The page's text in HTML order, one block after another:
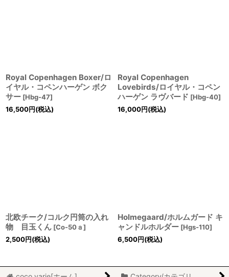
Royal Copenhagen Boxer/ロ
イヤル・コペンハーゲン ボク
サー [Hbg-47]
16,500円(税込)
Royal Copenhagen
Lovebirds/ロイヤル・コペン
ハーゲン ラヴバード [Hbg-40]
16,000円(税込)
北欧チーク/コルク円筒の入れ
物 目玉くん [Co-50ａ]
2,500円(税込)
Holmegaard/ホルムガード キ
ャンドルホルダー [Hgs-110]
6,500円(税込)